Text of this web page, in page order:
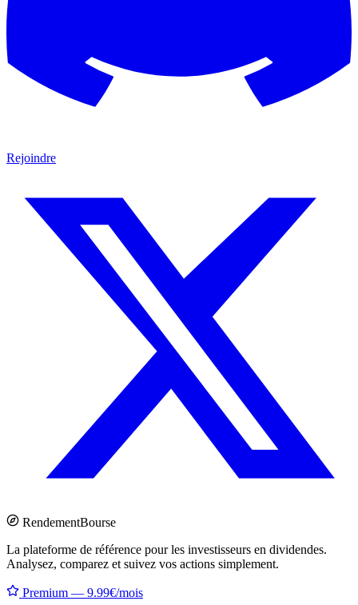
Rejoindre
RendementBourse
La plateforme de référence pour les investisseurs en dividendes.
Analysez, comparez et suivez vos actions simplement.
Premium — 9.99€/mois